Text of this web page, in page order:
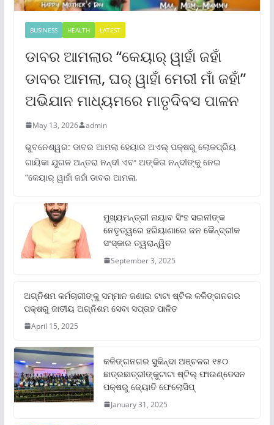
BUSINESS HEALTH LATEST
ଡାବର ଆମଲାର “କେୟାର୍ ୱାହାଁ ଜହାଁ
ଡାବର ଆମଲା, ଘର୍ ୱାହାଁ ମେରୀ ମାଁ ଜହାଁ”
ଅଭିଯାନ ମାଧ୍ୟମରେ ମାତୃଦିବସ ପାଳନ
May 13, 2026 admin
ଭୁବନେଶ୍ୱର: ଡାବର ଆମଲା ହେୟାର ଅଏଲ୍ ପକ୍ଷରୁ ଲୋକପ୍ରିୟ
ଗାୟିକା ଯୁଗଳ ଅନ୍ତରା ନନ୍ଦୀ ଏବଂ ଅଙ୍କିତା ନନ୍ଦୀଙ୍କୁ ନେଇ
“କେୟାର୍ ୱାହାଁ ଜହାଁ ଡାବର ଆମଲା,
ମୁଖ୍ୟମନ୍ତ୍ରୀ ନାୟାବ ସିଂହ ସଇନୀଙ୍କ
ନେତୃତ୍ୱରେ ହରିୟାଣାରେ ଜନ କୈନ୍ଦ୍ରୀକ
ସଂସ୍କାର ତ୍ୱରାନ୍ୱିତ
September 3, 2025
ଅଗ୍ନିଶମ କର୍ମଚାରୀଙ୍କୁ ସମ୍ମାନ ଜଣାଇ ଟାଟା ଷ୍ଟିଲ କଳିଙ୍ଗନଗର
ପକ୍ଷରୁ ଜାତୀୟ ଅଗ୍ନିଶମ ସେବା ସପ୍ତାହ ପାଳିତ
April 15, 2025
କଳିଙ୍ଗନଗର ସୁକିନ୍ଦା ଅଞ୍ଚଳର ୧୫୦
ଛାତ୍ରଛାତ୍ରୀଙ୍କୁଟାଟା ଷ୍ଟିଲ୍ ଫାଉଣ୍ଡେସନ
ପକ୍ଷରୁ ଜ୍ୟୋତି ଫେଲୋସିପ୍‌
January 31, 2025